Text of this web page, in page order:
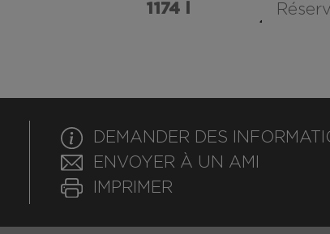
1174 l
DEMANDER DES
ENVOYER À UN AMI
IMPRIMER